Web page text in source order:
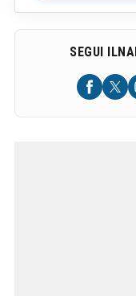
SEGUI